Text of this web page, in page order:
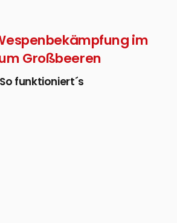
im
Großbeeren
So funktioniert´s